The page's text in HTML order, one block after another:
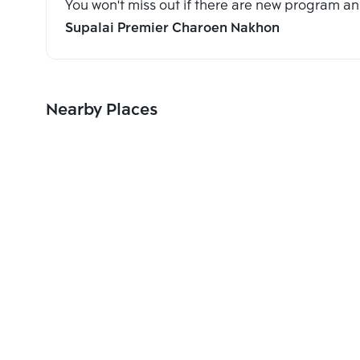
You won't miss out if there are new program
Supalai Premier Charoen Nakhon
Nearby Places